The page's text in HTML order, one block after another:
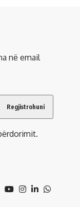
në email